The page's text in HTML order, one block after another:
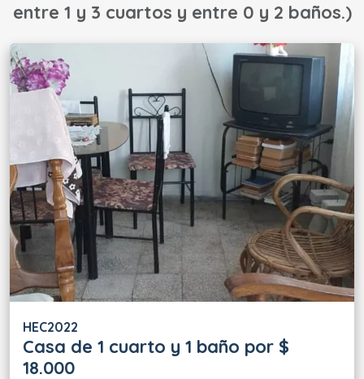
entre 1 y 3 cuartos y entre 0 y 2 baños.)
HEC2022
Casa de 1 cuarto y 1 baño por $
18.000